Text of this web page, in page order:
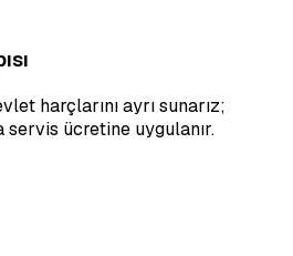
harçlarını ayrı sunarız;
ücretine uygulanır.